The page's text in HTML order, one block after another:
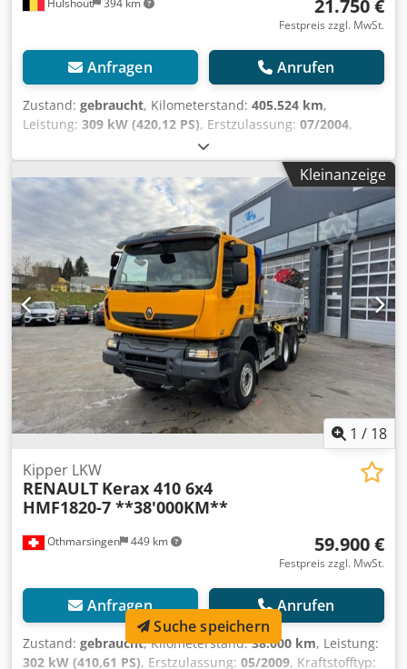
21.750 €
Festpreis zzgl. MwSt.
Anfragen Anrufen
Zustand: gebraucht, Kilometerstand: 405.524 km,
Leistung: 309 kW (420,12 PS), Erstzulassung: 07/2004,
, Gesamtgewicht:
Getriebetyp:mechanisch, Emissionsklasse:Euro3,
Ausstattung:ABS , Kerax 420 dci Schaltgetriebe 16 Gang
RETARDER Kran Hiab 088B-2 Duo Djdpfx Aex E Idhel Tskr
2x hydraulisch ausschiebbar 5+6 Funktion für Drehkopf
und Greifer Abrollkipper Multilift mit Knickarm 20 Tonnen
BLATT - BLATT gefedert Motor + Getriebe laufen gut !!
ACHTUNG : SPRENGT NUR AN MIT STARTPILOTE !!
Belgische Zulassung Preis 21750,-¤ netto
Kleinanzeige
1 / 18
Othmarsingen 449 km
Kipper LKW
RENAULT Kerax 410 6x4
HMF1820-7 **38'000KM**
59.900 €
Festpreis zzgl. MwSt.
Anfragen Anrufen
Zustand: gebraucht, Kilometerstand:38.000 km, Leistung:
302 kW (410,61 PS), Erstzulassung: 05/2009, Kraftstofftyp:
Suche speichern